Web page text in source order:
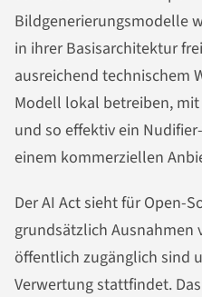
Bildgenerierungsmodelle
in ihrer Basisarchitektur
ausreichend technischem
Modell lokal betreiben,
und so effektiv ein
einem kommerziellen
Der AI Act sieht für Open-
grundsätzlich Ausnahmen
öffentlich zugänglich sind
Verwertung stattfindet.